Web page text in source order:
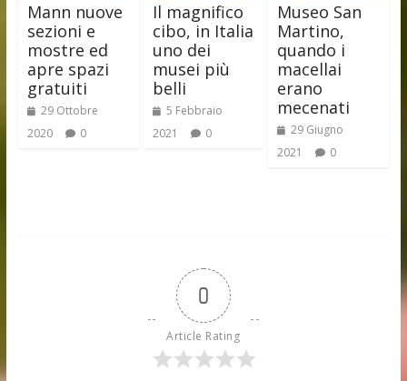
Mann nuove
sezioni e
mostre ed
apre spazi
gratuiti
29 Ottobre
2020
0
Il magnifico
cibo, in Italia
uno dei
musei più
belli
5 Febbraio
2021
0
Museo San
Martino,
quando i
macellai
erano
mecenati
29 Giugno
2021
0
0
Article Rating